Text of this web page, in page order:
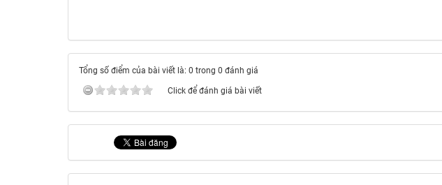
Tổng số điểm của bài viết là: 0 trong 0 đánh giá
Click để đánh giá bài viết